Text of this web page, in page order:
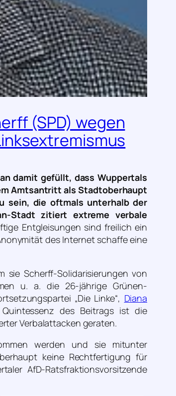
(SPD) wegen
damit gefüllt, dass Wuppertals
Amtsantritt als Stadtoberhaupt
sein, die oftmals unterhalb der
Stadt zitiert extreme verbale
Entgleisungen sind freilich ein
des Internet schaffe eine
sie Scherff-Solidarisierungen von
u. a. die 26-jährige Grünen-
„Die Linke“, Diana
des Beitrags ist die
Verbalattacken geraten.
werden und sie mitunter
keine Rechtfertigung für
AfD-Ratsfraktionsvorsitzende